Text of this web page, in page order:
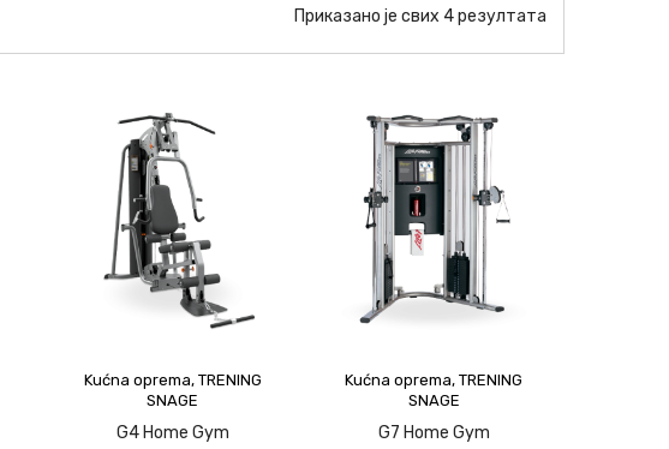
Приказано је свих 4 резултата
Kućna oprema, TRENING
SNAGE
G4 Home Gym
Kućna oprema,TRENING
SNAGE
G7 Home Gym